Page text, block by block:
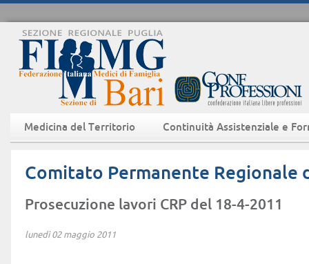
Medicina del Territorio Continuità Assistenziale e
Comitato Permanente Regionale
Prosecuzione lavori CRP del 18-4-2011
lunedì 02 maggio 2011